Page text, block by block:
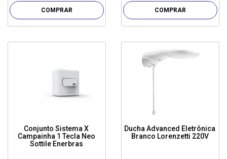
COMPRAR COMPRAR
Conjunto Sistema X
Campainha 1 Tecla Neo
Sottile Enerbras
Ducha Advanced Eletrônica
Branco Lorenzetti 220V